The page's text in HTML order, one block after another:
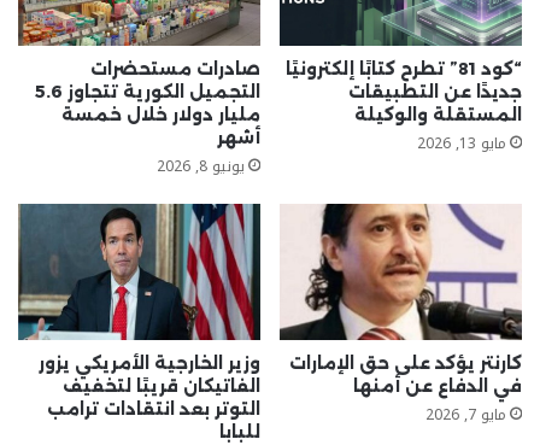
“كود 81” تطرح كتابًا إلكترونيًا
جديدًا عن التطبيقات
المستقلة والوكيلة
مايو 13, 2026
صادرات مستحضرات
التجميل الكورية تتجاوز 5.6
مليار دولار خلال خمسة
أشهر
يونيو 8, 2026
كارنتر يؤكد على حق الإمارات
في الدفاع عن أمنها
مايو 7, 2026
وزير الخارجية الأمريكي يزور
الفاتيكان قريبًا لتخفيف
التوتر بعد انتقادات ترامب
للبابا